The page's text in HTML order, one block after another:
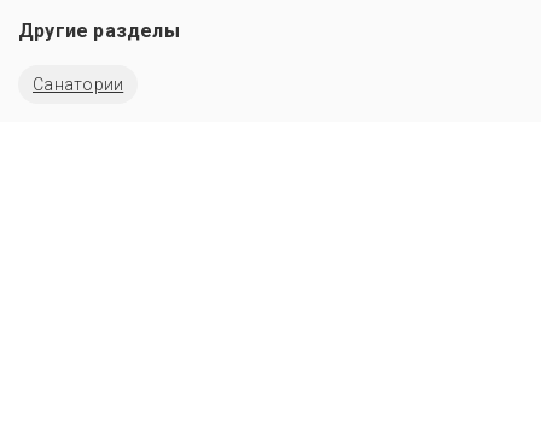
Другие разделы
Санатории